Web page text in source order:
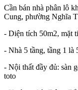
Cần bán nhà phân lô
Cung, phường Nghĩa
- Diện tích 50m2, mặt
- Nhà 5 tầng, tầng 1 là
- Nội thất đầy đủ: sàn
toto